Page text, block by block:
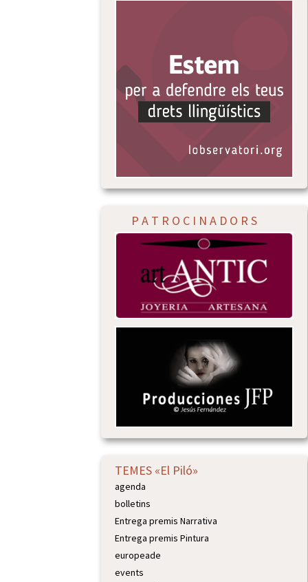
P A T R O C I N A D O R S
TEMES «El Piló»
agenda
bolletins
Entrega premis Narrativa
Entrega premis Pintura
europeade
events